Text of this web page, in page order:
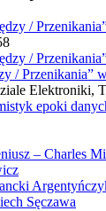
/ Przenikania”
Elektroniki,
epoki
– Charles
Sęczawa